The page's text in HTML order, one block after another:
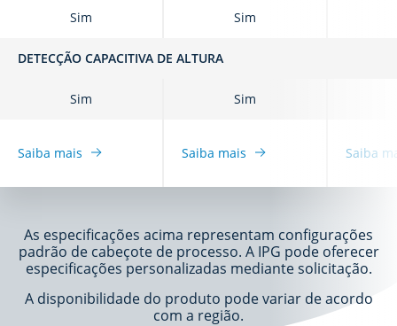
Sim Sim
DETECÇÃO CAPACITIVA DE ALTURA
Sim Sim
Saiba mais Saiba mais Saiba
As especificações acima representam configurações
padrão de cabeçote de processo. A IPG pode oferecer
especificações personalizadas mediante solicitação.
A disponibilidade do produto pode variar de acordo
com a região.